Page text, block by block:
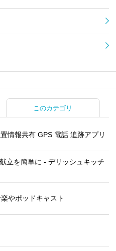
このカテゴリ
情報共有 GPS 電話 追跡アプリ
立を簡単‪に - デリッシュキッチ
やポッドキャスト